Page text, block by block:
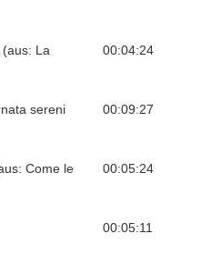
La
00:04:24
sereni
00:09:27
Come le
00:05:24
00:05:11